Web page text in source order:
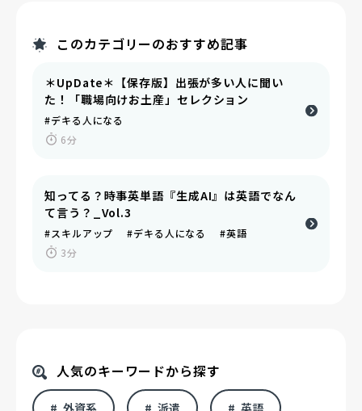
このカテゴリーのおすすめ記事
＊UpDate＊【保存版】出張が多い人に聞い
た！「職場向けお土産」セレクション
#デキる人になる
6分
知ってる？時事英単語『生成AI』は英語でなん
て言う？_Vol.3
#スキルアップ #デキる人になる #英語
3分
人気のキーワードから探す
外資系 派遣 英語